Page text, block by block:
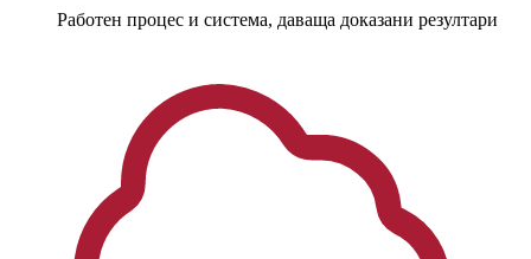
Работен процес и система, даваща доказани резултари